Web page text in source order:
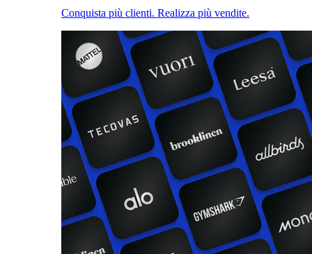
Conquista più clienti. Realizza più vendite.